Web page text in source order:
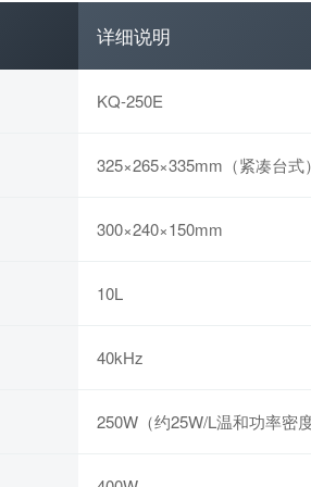
详细说明
KQ-250E
325×265×335mm（紧凑台式
300×240×150mm
10L
40kHz
250W（约25W/L温和功率密